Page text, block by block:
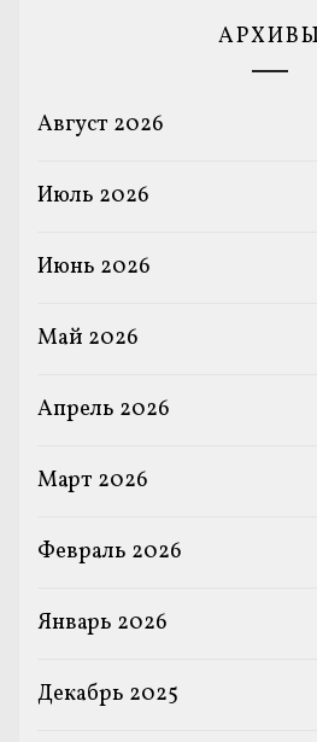
АРХИВЫ
Август 2026
Июль 2026
Июнь 2026
Май 2026
Апрель 2026
Март 2026
Февраль 2026
Январь 2026
Декабрь 2025